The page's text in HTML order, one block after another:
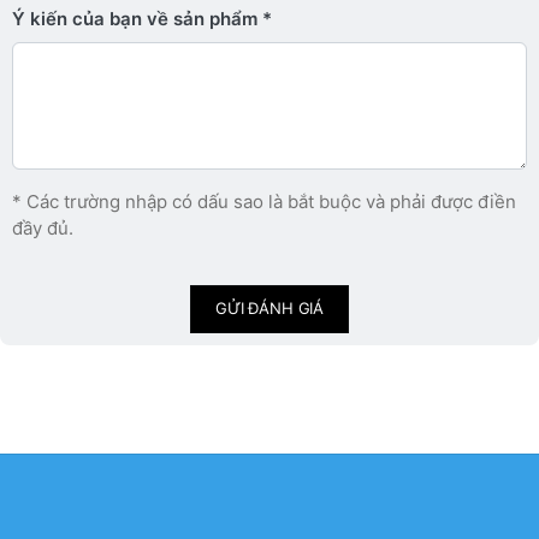
Ý kiến ​​của bạn về sản phẩm
* Các trường nhập có dấu sao là bắt buộc và phải được điền
đầy đủ.
GỬI ĐÁNH GIÁ